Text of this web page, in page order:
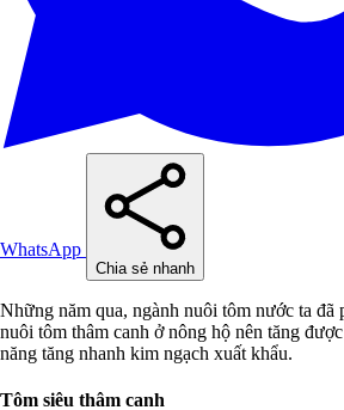
WhatsApp
Chia sẻ nhanh
Những năm qua, ngành nuôi tôm nước ta đã
nuôi tôm thâm canh ở nông hộ nên tăng
năng tăng nhanh kim ngạch xuất khẩu.
Tôm siêu thâm canh